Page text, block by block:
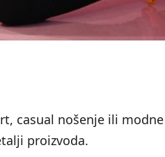
casual nošenje ili
proizvoda.